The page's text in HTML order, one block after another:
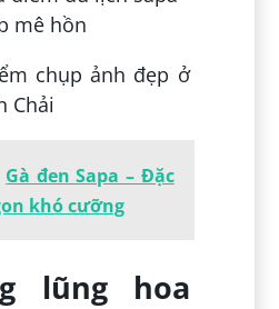
chụp ảnh đẹp ở
Chải
Gà đen Sapa – Đặc
khó cưỡng
lũng hoa